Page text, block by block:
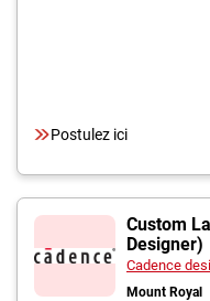
Postulez ici
Custom
Designer)
Cadence
Mount Royal